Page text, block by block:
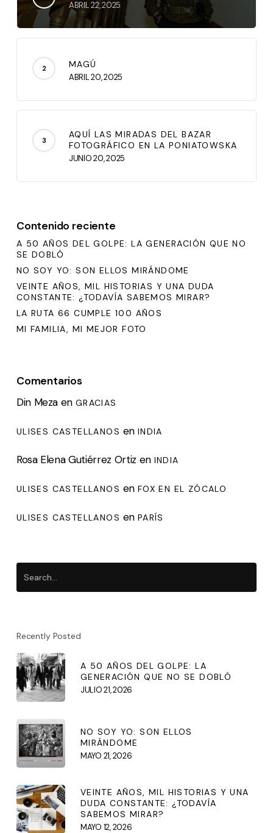
ABRIL 22, 2025
MAGÚ
ABRIL 20, 2025
AQUÍ LAS MIRADAS DEL BAZAR
FOTOGRÁFICO EN LA PONIATOWSKA
JUNIO 20, 2025
Contenido reciente
A 50 AÑOS DEL GOLPE: LA GENERACIÓN QUE NO
SE DOBLÓ
NO SOY YO: SON ELLOS MIRÁNDOME
VEINTE AÑOS, MIL HISTORIAS Y UNA DUDA
CONSTANTE: ¿TODAVÍA SABEMOS MIRAR?
LA RUTA 66 CUMPLE 100 AÑOS
MI FAMILIA, MI MEJOR FOTO
Comentarios
Din Meza en GRACIAS
ULISES CASTELLANOS en INDIA
Rosa Elena Gutiérrez Ortiz en INDIA
ULISES CASTELLANOS en FOX EN EL ZÓCALO
ULISES CASTELLANOS en PARÍS
Recently Posted
A 50 AÑOS DEL GOLPE: LA
GENERACIÓN QUE NO SE DOBLÓ
JULIO 21, 2026
NO SOY YO: SON ELLOS
MIRÁNDOME
MAYO 21, 2026
VEINTE AÑOS, MIL HISTORIAS Y UNA
DUDA CONSTANTE: ¿TODAVÍA
SABEMOS MIRAR?
MAYO 12, 2026